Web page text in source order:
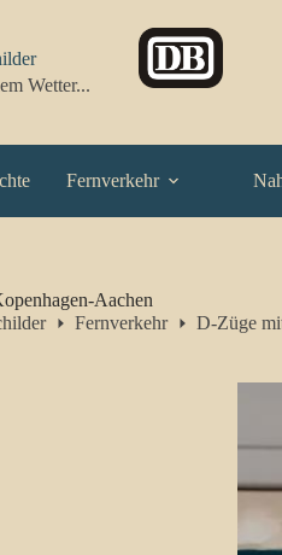
Wetter...
Fernverkehr
Aachen
Fernverkehr D-Züge